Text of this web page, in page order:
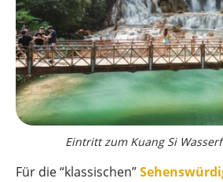
Eintritt zum Kuang Si
Für die “klassischen”